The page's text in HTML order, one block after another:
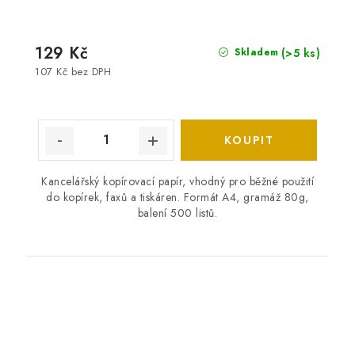
Skladem (>5 ks)
107 Kč bez DPH
129 Kč
Kancelářský kopírovací papír, vhodný pro běžné použití
do kopírek, faxů a tiskáren. Formát A4, gramáž 80g,
balení 500 listů.